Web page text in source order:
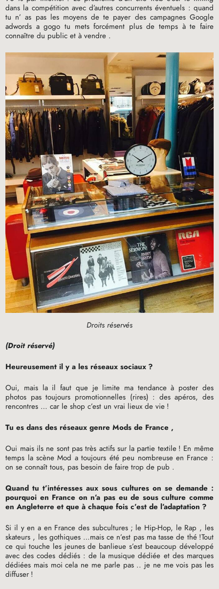
dans la compétition avec d’autres concurrents éventuels : quand
tu n’ as pas les moyens de te payer des campagnes Google
adwords a gogo tu mets forcément plus de temps à te faire
connaître du public et à vendre .
Droits réservés
(Droit réservé)
Heureusement il y a les réseaux sociaux ?
Oui, mais la il faut que je limite ma tendance à poster des
photos pas toujours promotionnelles (rires) : des apéros, des
rencontres … car le shop c’est un vrai lieux de vie !
Tu es dans des réseaux genre Mods de France ,
Oui mais ils ne sont pas très actifs sur la partie textile ! En même
temps la scène Mod a toujours été peu nombreuse en France :
on se connaît tous, pas besoin de faire trop de pub .
Quand tu t’intéresses aux sous cultures on se demande :
pourquoi en France on n’a pas eu de sous culture comme
en Angleterre et que à chaque fois c’est de l’adaptation ?
Si il y en a en France des subcultures ; le Hip-Hop, le Rap , les
skateurs , les gothiques …mais ce n’est pas ma tasse de thé !Tout
ce qui touche les jeunes de banlieue s’est beaucoup développé
avec des codes dédiés : de la musique dédiée et des marques
dédiées mais moi cela ne me parle pas .. je ne me vois pas les
diffuser !